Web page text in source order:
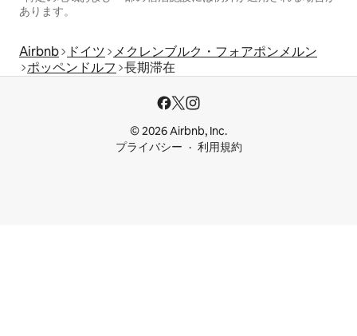
あります。
Airbnb ドイツ
メクレンブルク・フォアポンメルン
ポッペンドルフ 長期滞在
© 2026 Airbnb, Inc.
プライバシー
利用規約